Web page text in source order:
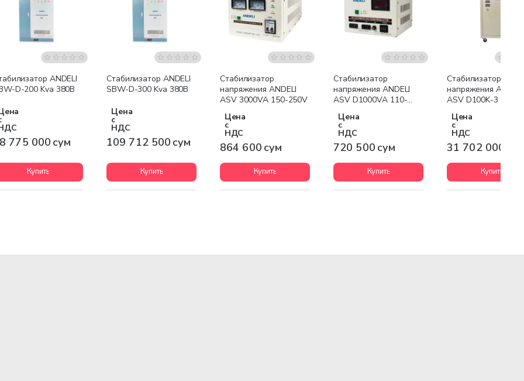
доставка
ANDELI
D-200 Kva 380В
775 000 сум
Купить
Бесплатная доставка
Стабилизатор ANDELI
SBW-D-300 Kva 380В
Цена
с
НДС
109 712 500 сум
Купить
Стабилизатор
напряжения ANDELI
ASV 3000VA 150-250V
Цена
с
НДС
864 600 сум
Купить
Стабилизатор
напряжения ANDELI
ASV D1000VA 110-
Цена
с
НДС
720 500 сум
Купить
Бесплатная доставка
Стабилизатор
напряжения ANDELI
ASV D100K-3 190-
Цена
с
НДС
31 702 000
Купить